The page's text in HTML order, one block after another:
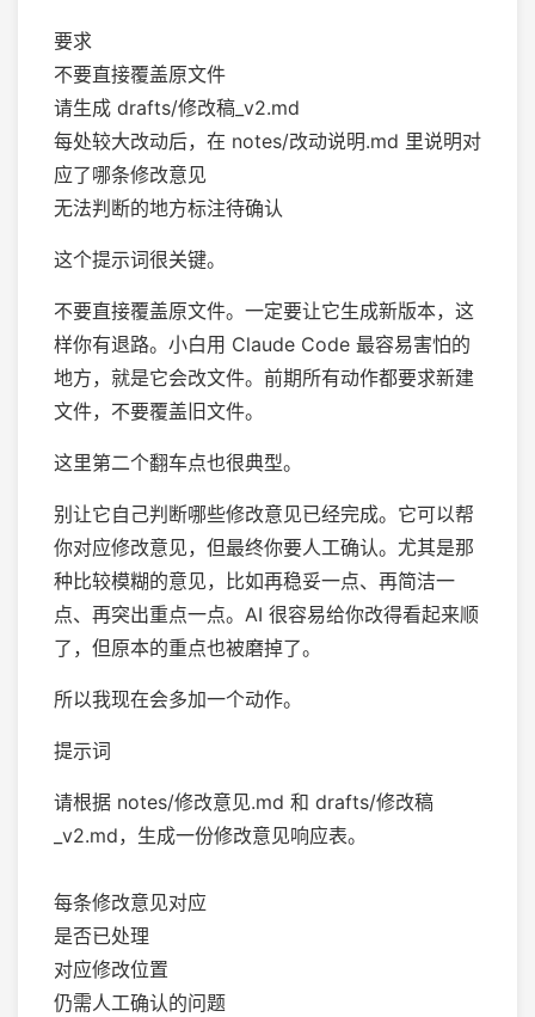
要求
不要直接覆盖原文件
请生成 drafts/修改稿_v2.md
每处较大改动后，在 notes/改动说明.md 里说明对
应了哪条修改意见
无法判断的地方标注待确认
这个提示词很关键。
不要直接覆盖原文件。一定要让它生成新版本，这
样你有退路。小白用 Claude Code 最容易害怕的
地方，就是它会改文件。前期所有动作都要求新建
文件，不要覆盖旧文件。
这里第二个翻车点也很典型。
别让它自己判断哪些修改意见已经完成。它可以帮
你对应修改意见，但最终你要人工确认。尤其是那
种比较模糊的意见，比如再稳妥一点、再简洁一
点、再突出重点一点。AI 很容易给你改得看起来顺
了，但原本的重点也被磨掉了。
所以我现在会多加一个动作。
提示词
请根据 notes/修改意见.md 和 drafts/修改稿
_v2.md，生成一份修改意见响应表。
每条修改意见对应
是否已处理
对应修改位置
仍需人工确认的问题